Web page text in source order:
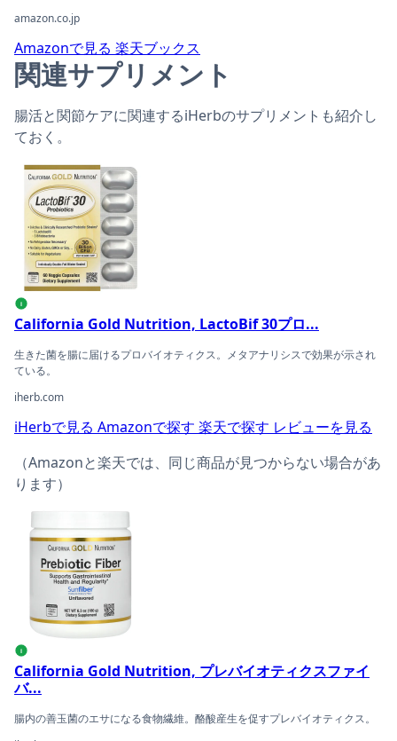
amazon.co.jp
Amazonで見る 楽天ブックス
関連サプリメント
腸活と関節ケアに関連するiHerbのサプリメントも紹介し
ておく。
California Gold Nutrition, LactoBif 30プロバイオティクス
i
California Gold Nutrition, LactoBif 30プロ...
生きた菌を腸に届けるプロバイオティクス。メタアナリシスで効果が示され
ている。
iherb.com
iHerbで見る Amazonで探す 楽天で探す レビューを見る
（Amazonと楽天では、同じ商品が見つからない場合があ
ります）
California Gold Nutrition, プレバイオティクスファイバー
i
California Gold Nutrition, プレバイオティクスファイ
バ...
腸内の善玉菌のエサになる食物繊維。酪酸産生を促すプレバイオティクス。